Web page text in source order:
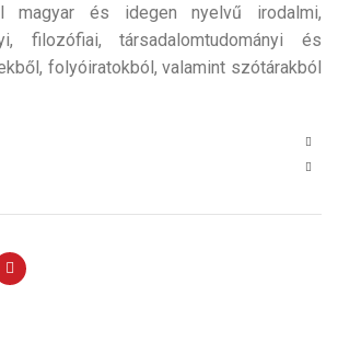
magyar és idegen nyelvű irodalmi,
filozófiai, társadalomtudományi és
folyóiratokból, valamint szótárakból